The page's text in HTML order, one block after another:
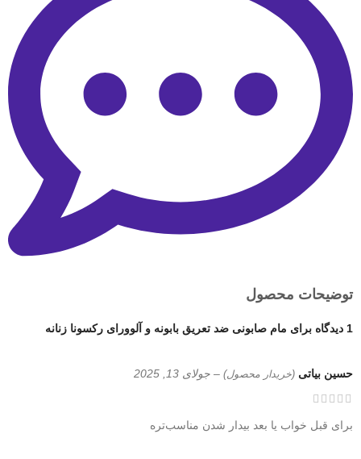
توضیحات محصول
1 دیدگاه برای مام صابونی ضد تعریق بابونه و آلوورای رکسونا زنانه
حسین بیاتی (خریدار محصول) – جولای 13, 2025
برای قبل خواب یا بعد بیدار شدن مناسب‌تره